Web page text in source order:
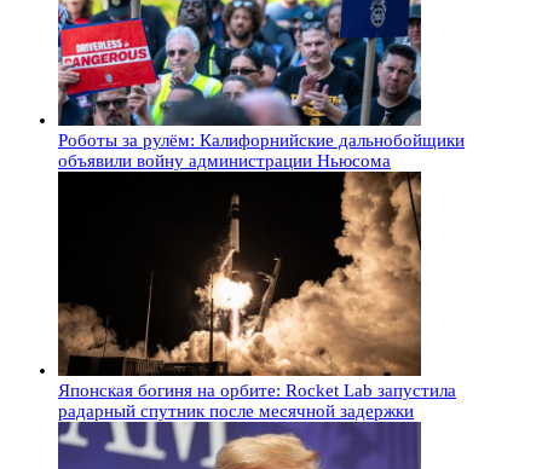
Роботы за рулём: Калифорнийские дальнобойщики
объявили войну администрации Ньюсома
Японская богиня на орбите: Rocket Lab запустила
радарный спутник после месячной задержки